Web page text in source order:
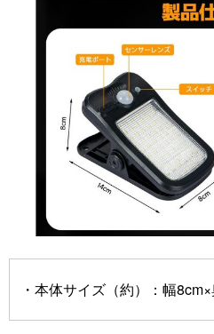
・本体サイズ（約）：幅